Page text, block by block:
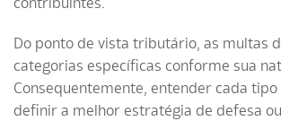
Do ponto de vista tributário, as multas
categorias específicas conforme sua
Consequentemente, entender cada tipo
definir a melhor estratégia de defesa